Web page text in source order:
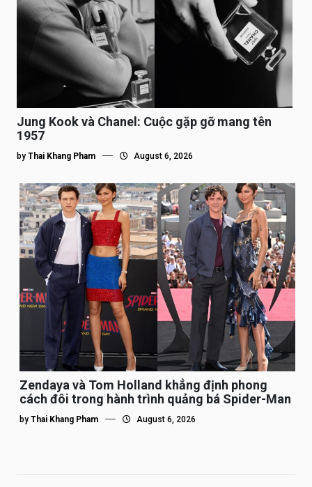
Jung Kook và Chanel: Cuộc gặp gỡ mang tên
1957
by Thai Khang Pham August 6, 2026
Zendaya và Tom Holland khẳng định phong
cách đôi trong hành trình quảng bá Spider-Man
by Thai Khang Pham August 6, 2026